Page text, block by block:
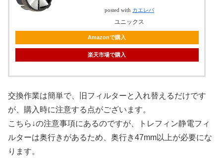
posted with カエレバ
ユニックス
Amazonで購入
楽天市場で購入
交換作業は簡単で、旧フィルターと入れ替えるだけです
が、購入時に注意する点がございます。
こちら↓の注意事項にあるのですが、トレフィン静電フィ
ルターは奥行きがあるため、奥行き47mm以上が必要にな
ります。